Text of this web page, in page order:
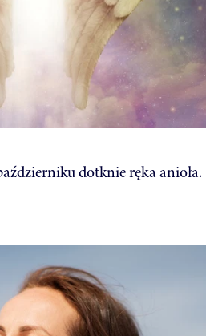
dotknie ręka anioła.